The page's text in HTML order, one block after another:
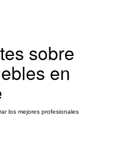
sobre
en
los mejores profesionales